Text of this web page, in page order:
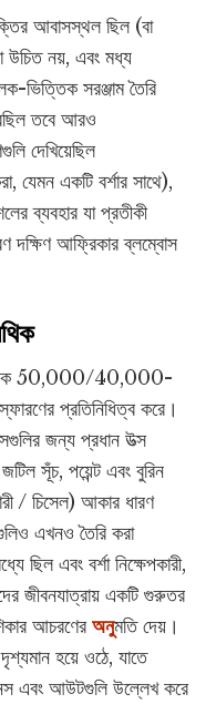
আবাসস্থল ছিল (বা
উচিত নয়, এবং মধ্য
ভিত্তিক সরঞ্জাম তৈরি
তবে আরও
দেখিয়েছিল
যেমন একটি বর্শার সাথে),
ব্যবহার যা প্রতীকী
দক্ষিণ আফ্রিকার ব্লম্বোস
50,000/40,000-
প্রতিনিধিত্ব করে।
জন্য প্রধান উত্স
জটিল সূঁচ, পয়েন্ট এবং বুরিন
/ চিসেল) আকার ধারণ
এখনও তৈরি করা
এবং বর্শা নিক্ষেপকারী,
জীবনযাত্রায় একটি গুরুতর
আচরণের অনুমতি দেয়।
হয়ে ওঠে, যাতে
ইনস এবং আউটগুলি উল্লেখ করে